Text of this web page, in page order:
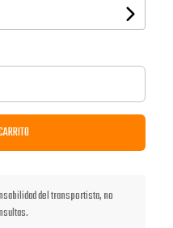
del transportista, no